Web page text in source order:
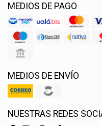
MEDIOS DE PAGO
MEDIOS DE ENVÍO
NUESTRAS REDES